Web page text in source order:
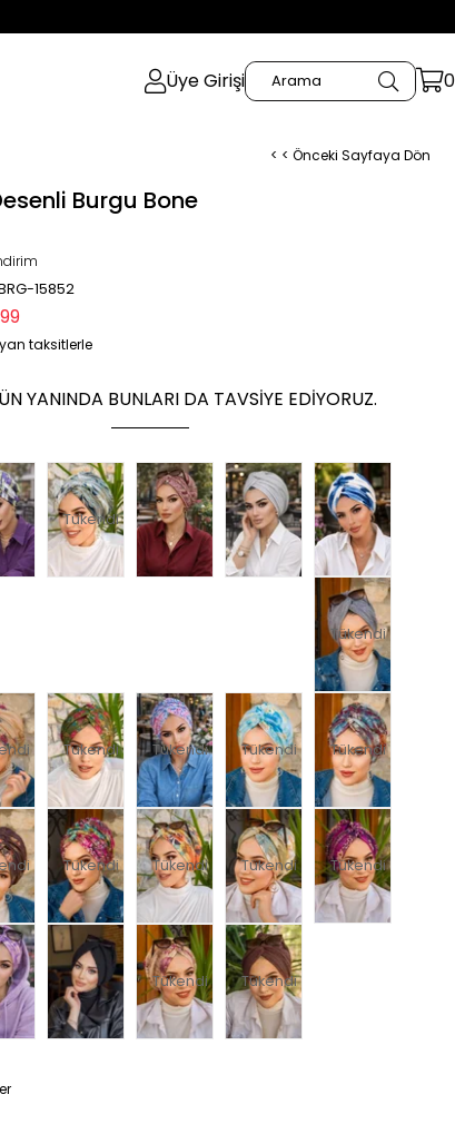
Üye Girişi 0
< < Önceki Sayfaya Dön
Burgu Bone
15852
taksitlerle
YANINDA BUNLARI DA TAVSIYE EDIYORUZ.
Tükendi
Tükendi
Tükendi Tükendi Tükendi Tükendi
Tükendi Tükendi Tükendi Tükendi
Tükendi Tükendi